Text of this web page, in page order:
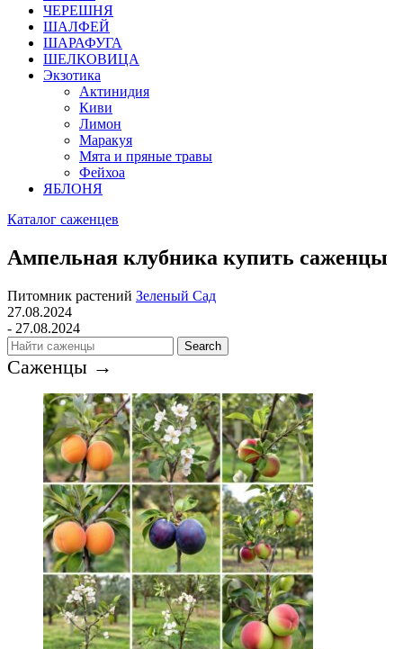
ЧЕРЕШНЯ
ШАЛФЕЙ
ШАРАФУГА
ШЕЛКОВИЦА
Экзотика
Актинидия
Киви
Лимон
Маракуя
Мята и пряные травы
Фейхоа
ЯБЛОНЯ
Каталог саженцев
Ампельная клубника купить саженцы
Питомник растений Зеленый Сад
27.08.2024
- 27.08.2024
Search
Саженцы →